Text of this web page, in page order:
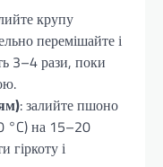
крупу
перемішайте і
3–4 рази, поки
: залийте пшоно
°C) на 15–20
і